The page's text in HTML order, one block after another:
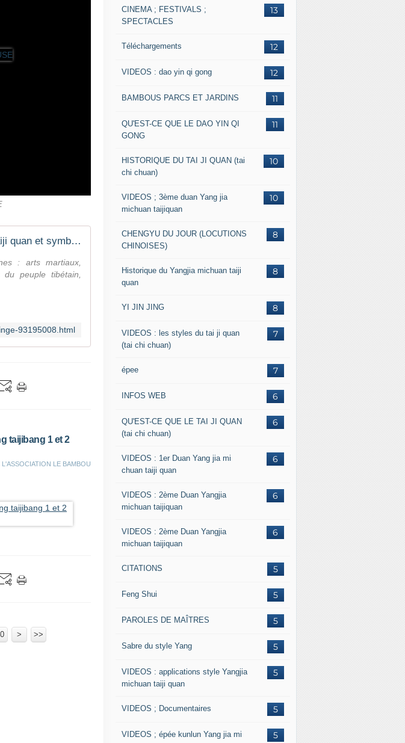
Taiji quan et symbolisme ; le singe - ASSOCIATION LE BAMBOU
: arts martiaux,
peuple tibétain,
93195008.html
taijibang 1 et 2
L'ASSOCIATION LE BAMBOU
30
> >>
13
CINEMA ; FESTIVALS ;
SPECTACLES
12
Téléchargements
12
VIDEOS : dao yin qi gong
11
BAMBOUS PARCS ET JARDINS
11
QU'EST-CE QUE LE DAO YIN QI
GONG
10
HISTORIQUE DU TAI JI QUAN (tai
chi chuan)
10
VIDEOS ; 3ème duan Yang jia
michuan taijiquan
8
CHENGYU DU JOUR (LOCUTIONS
CHINOISES)
8
Historique du Yangjia michuan taiji
quan
8
YI JIN JING
7
VIDEOS : les styles du tai ji quan
(tai chi chuan)
7
épee
6
INFOS WEB
6
QU'EST-CE QUE LE TAI JI QUAN
(tai chi chuan)
6
VIDEOS : 1er Duan Yang jia mi
chuan taiji quan
6
VIDEOS : 2ème Duan Yangjia
michuan taijiquan
6
VIDEOS : 2ème Duan Yangjia
michuan taijiquan
5
CITATIONS
5
Feng Shui
5
PAROLES DE MAÎTRES
5
Sabre du style Yang
5
VIDEOS : applications style Yangjia
michuan taiji quan
5
VIDEOS ; Documentaires
5
VIDEOS ; épée kunlun Yang jia mi